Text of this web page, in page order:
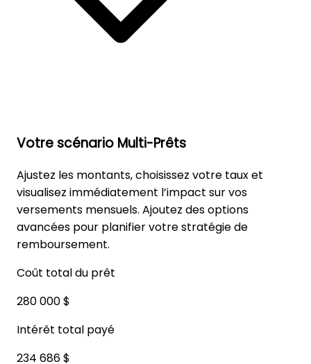
Votre scénario Multi-Prêts
Ajustez les montants, choisissez votre taux et
visualisez immédiatement l’impact sur vos
versements mensuels. Ajoutez des options
avancées pour planifier votre stratégie de
remboursement.
Coût total du prêt
280 000 $
Intérêt total payé
234 686 $